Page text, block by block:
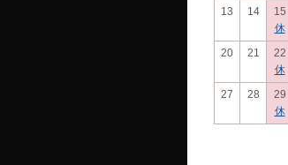
13 14
15
休
20 21
22
休
27 28
29
休